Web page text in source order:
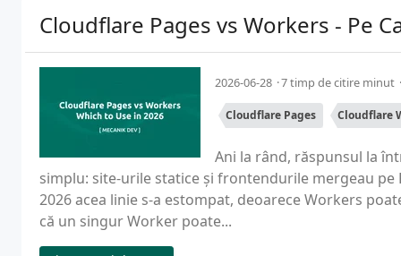
Cloudflare Pages vs Workers - Pe
2026-06-28 7 timp de citire minut
Cloudflare Pages Cloudflare
Ani la rând, răspunsul la
simplu: site-urile statice și frontendurile mergeau
2026 acea linie s-a estompat, deoarece Workers
că un singur Worker poate...